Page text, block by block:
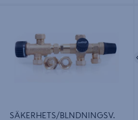
SÄKERHETS/BLNDNINGSV.